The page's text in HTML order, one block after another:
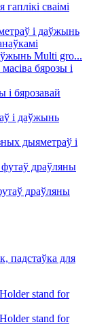
сваімі
Multi gro...
і бярозавай
дыяметраў і
драўляны